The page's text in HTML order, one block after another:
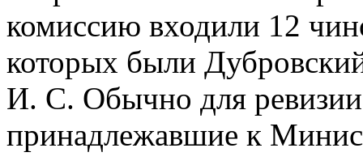
комиссию входили 12
которых были
И. С. Обычно для
принадлежавшие к